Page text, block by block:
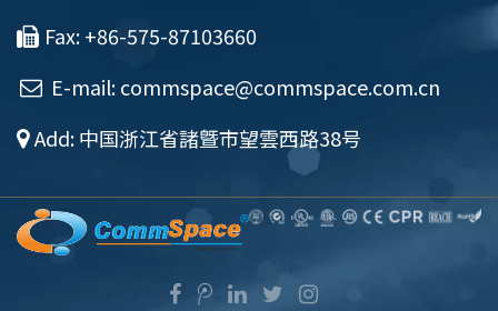
Fax: +86-575-87103660
E-mail:commspace@commspace.com.cn
Add: 中国浙江省諸曁市望雲西路38号